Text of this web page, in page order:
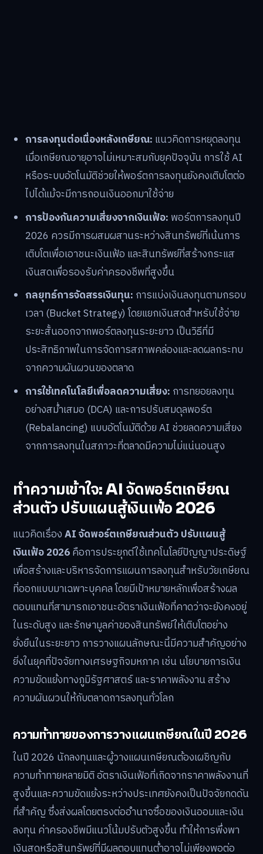
การลงทุนต่อเนื่องหลังเกษียณ: แนวคิดการหยุดลงทุน
เมื่อเกษียณอายุอาจไม่เหมาะสมกับยุคปัจจุบัน การใช้ AI
หรือระบบอัตโนมัติช่วยให้พอร์ตการลงทุนยังคงเติบโตต่อ
ไปได้แม้จะมีการถอนเงินออกมาใช้จ่าย
การป้องกันความเสี่ยงจากเงินเฟ้อ: พอร์ตการลงทุนปี
2026 ควรมีการผสมผสานระหว่างสินทรัพย์ที่เน้นการ
เติบโตเพื่อเอาชนะเงินเฟ้อ และสินทรัพย์ที่สร้างกระแส
เงินสดเพื่อรองรับค่าครองชีพที่สูงขึ้น
กลยุทธ์การจัดสรรเงินทุน: การแบ่งเงินลงทุนตามกรอบ
เวลา (Bucket Strategy) โดยแยกเงินสดสำหรับใช้จ่าย
ระยะสั้นออกจากพอร์ตลงทุนระยะยาว เป็นวิธีที่มี
ประสิทธิภาพในการจัดการสภาพคล่องและลดผลกระทบ
จากความผันผวนของตลาด
การใช้เทคโนโลยีเพื่อลดความเสี่ยง: การทยอยลงทุน
อย่างสม่ำเสมอ (DCA) และการปรับสมดุลพอร์ต
(Rebalancing) แบบอัตโนมัติด้วย AI ช่วยลดความเสี่ยง
จากการลงทุนในสภาวะที่ตลาดมีความไม่แน่นอนสูง
ทำความเข้าใจ: AI จัดพอร์ตเกษียณ
ส่วนตัว ปรับแผนสู้เงินเฟ้อ 2026
แนวคิดเรื่องAI จัดพอร์ตเกษียณส่วนตัว ปรับแผนสู้
เงินเฟ้อ 2026คือการประยุกต์ใช้เทคโนโลยีปัญญาประดิษฐ์
เพื่อสร้างและบริหารจัดการแผนการลงทุนสำหรับวัยเกษียณ
ที่ออกแบบมาเฉพาะบุคคล โดยมีเป้าหมายหลักเพื่อสร้างผล
ตอบแทนที่สามารถเอาชนะอัตราเงินเฟ้อที่คาดว่าจะยังคงอยู่
ในระดับสูง และรักษามูลค่าของสินทรัพย์ให้เติบโตอย่าง
ยั่งยืนในระยะยาว การวางแผนลักษณะนี้มีความสำคัญอย่าง
ยิ่งในยุคที่ปัจจัยทางเศรษฐกิจมหภาค เช่น นโยบายการเงิน
ความขัดแย้งทางภูมิรัฐศาสตร์ และราคาพลังงาน สร้าง
ความผันผวนให้กับตลาดการลงทุนทั่วโลก
ความท้าทายของการวางแผนเกษียณในปี 2026
ในปี 2026 นักลงทุนและผู้วางแผนเกษียณต้องเผชิญกับ
ความท้าทายหลายมิติ อัตราเงินเฟ้อที่เกิดจากราคาพลังงานที่
สูงขึ้นและความขัดแย้งระหว่างประเทศยังคงเป็นปัจจัยกดดัน
ที่สำคัญ ซึ่งส่งผลโดยตรงต่ออำนาจซื้อของเงินออมและเงิน
ลงทุน ค่าครองชีพมีแนวโน้มปรับตัวสูงขึ้น ทำให้การพึ่งพา
เงินสดหรือสินทรัพย์ที่มีผลตอบแทนต่ำอาจไม่เพียงพอต่อ